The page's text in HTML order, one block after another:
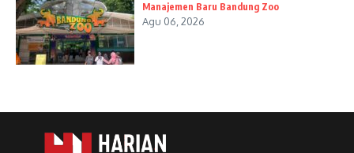
Manajemen Baru Bandung Zoo
Agu 06, 2026